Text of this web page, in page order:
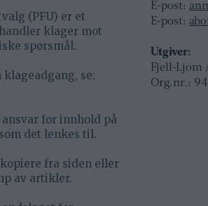
(PFU) er et
klager mot
spørsmål.
se:
for innhold på
det lenkes til.
fra siden eller
av artikler.
E-post:
E-post:
Utgiver:
Fjell-Ljom
Org.nr.: